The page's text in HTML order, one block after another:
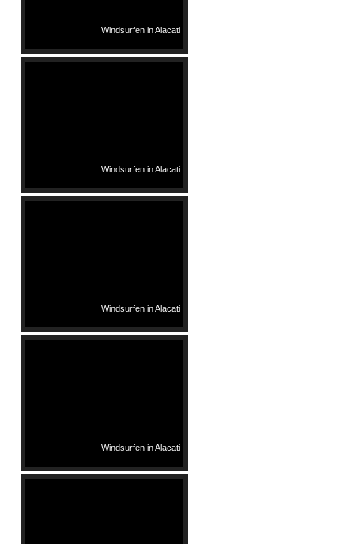
Windsurfen in Alacati
Windsurfen in Alacati
Windsurfen in Alacati
Windsurfen in Alacati